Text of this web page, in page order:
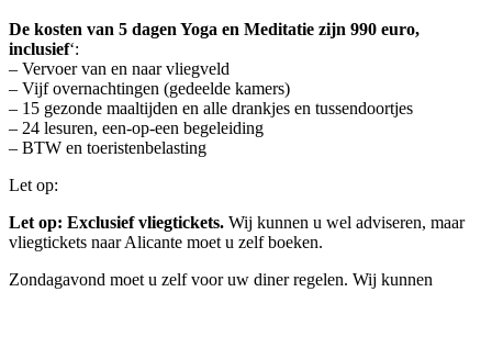
De kosten van 5 dagen Yoga en Meditatie zijn 990 euro,
inclusief‘:
– Vervoer van en naar vliegveld
– Vijf overnachtingen (gedeelde kamers)
– 15 gezonde maaltijden en alle drankjes en tussendoortjes
– 24 lesuren, een-op-een begeleiding
– BTW en toeristenbelasting
Let op:
Let op: Exclusief vliegtickets. Wij kunnen u wel adviseren, maar
vliegtickets naar Alicante moet u zelf boeken.
Zondagavond moet u zelf voor uw diner regelen. Wij kunnen